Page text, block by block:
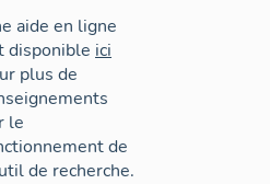
aide en ligne
disponible ici
plus de
le
de
de recherche.